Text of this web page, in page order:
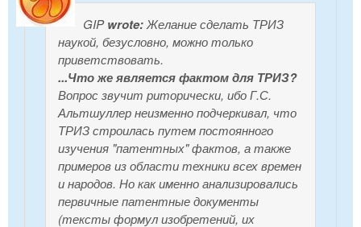
GIPwrote:Желание сделать ТРИЗ
наукой, безусловно, можно только
приветствовать.
...Что же является фактом для ТРИЗ?
Вопрос звучит риторически, ибо Г.С.
Альтшуллер неизменно подчеркивал, что
ТРИЗ строилась путем постоянного
изучения "патентных" фактов, а также
примеров из области техники всех времен
и народов. Но как именно анализировались
первичные патентные документы
(тексты формул изобретений, их